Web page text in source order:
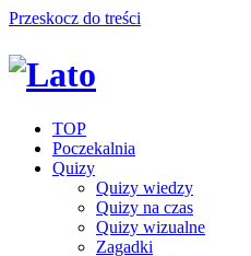
Przeskocz do treści
TOP
Poczekalnia
Quizy
Quizy wiedzy
Quizy na czas
Quizy wizualne
Zagadki